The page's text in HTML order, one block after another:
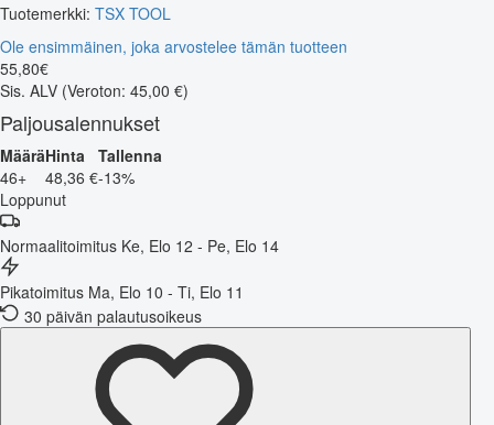
Tuotemerkki: TSX TOOL
Ole ensimmäinen, joka arvostelee tämän tuotteen
55,80€
Sis. ALV (Veroton: 45,00 €)
Paljousalennukset
MääräHinta
Tallenna
46+
48,36 €-13%
Loppunut
Normaalitoimitus Ke, Elo 12 - Pe, Elo 14
Pikatoimitus Ma, Elo 10 - Ti, Elo 11
30 päivän palautusoikeus